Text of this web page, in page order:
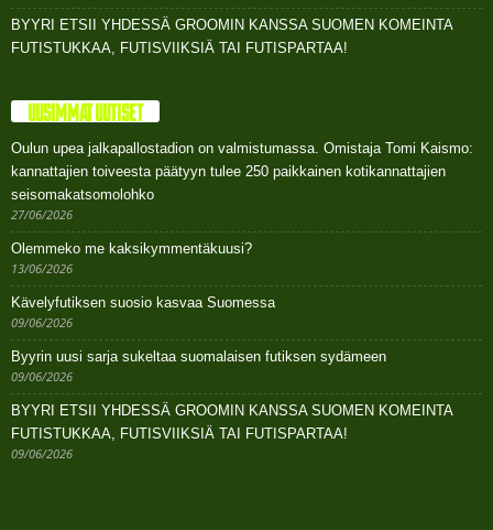
BYYRI ETSII YHDESSÄ GROOMIN KANSSA SUOMEN KOMEINTA
FUTISTUKKAA, FUTISVIIKSIÄ TAI FUTISPARTAA!
UUSIMMAT UUTISET
Oulun upea jalkapallostadion on valmistumassa. Omistaja Tomi Kaismo:
kannattajien toiveesta päätyyn tulee 250 paikkainen kotikannattajien
seisomakatsomolohko
27/06/2026
Olemmeko me kaksikymmentäkuusi?
13/06/2026
Kävelyfutiksen suosio kasvaa Suomessa
09/06/2026
Byyrin uusi sarja sukeltaa suomalaisen futiksen sydämeen
09/06/2026
BYYRI ETSII YHDESSÄ GROOMIN KANSSA SUOMEN KOMEINTA
FUTISTUKKAA, FUTISVIIKSIÄ TAI FUTISPARTAA!
09/06/2026